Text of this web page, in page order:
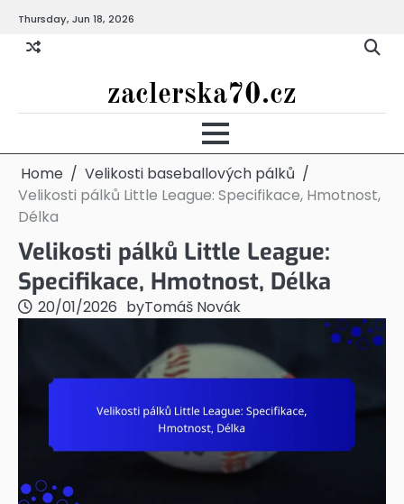
content
Thursday, Jun 18, 2026
zaclerska70.cz
Home
Velikosti baseballových pálků
Velikosti pálků Little League: Specifikace, Hmotnost,
Délka
Velikosti pálků Little League:
Specifikace, Hmotnost, Délka
20/01/2026 byTomáš Novák